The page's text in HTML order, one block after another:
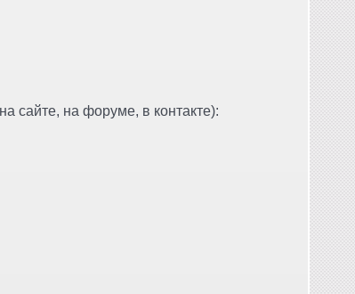
сайте, на форуме, в контакте):